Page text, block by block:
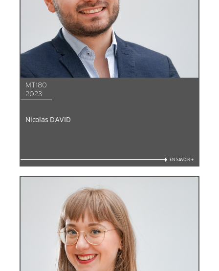
MT180
2023
Nicolas DAVID
EN SAVOIR +